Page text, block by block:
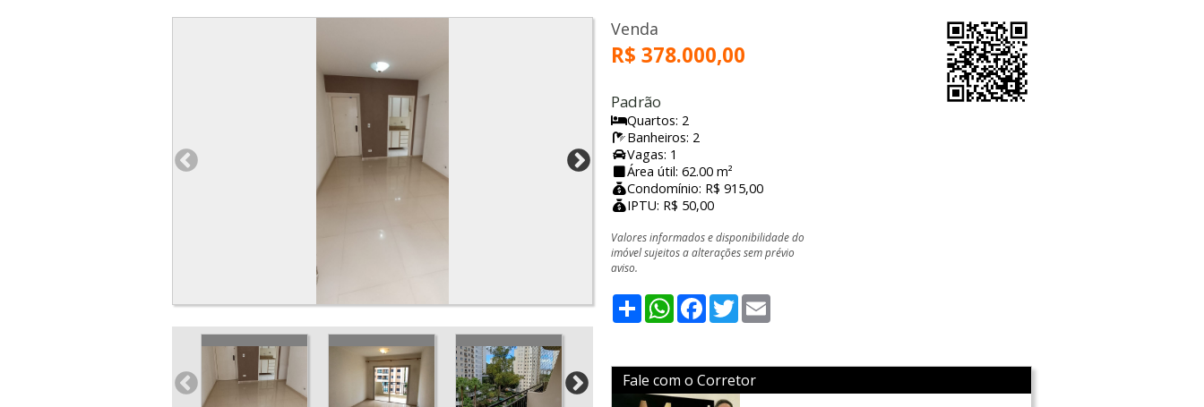
Venda
R$ 378.000,00
Padrão
Quartos: 2
Banheiros: 2
Vagas: 1
Área útil: 62.00 m²
Condomínio: R$ 915,00
IPTU: R$ 50,00
Valores informados e disponibilidade do
imóvel sujeitos a alterações sem prévio
aviso.
ShareWhatsApp
Facebook
Twitter
Fale com o Corretor